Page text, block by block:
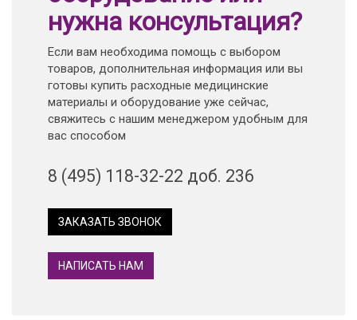
нужна консультация?
Если вам необходима помощь с выбором
товаров, дополнительная информация или вы
готовы купить расходные медицинские
материалы и оборудование уже сейчас,
свяжитесь с нашим менеджером удобным для
вас способом
8 (495) 118-32-22 доб. 236
ЗАКАЗАТЬ ЗВОНОК
НАПИСАТЬ НАМ